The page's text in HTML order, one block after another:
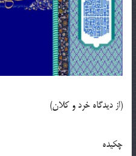
(از ديدگاه خرد و کلان)
چكيده